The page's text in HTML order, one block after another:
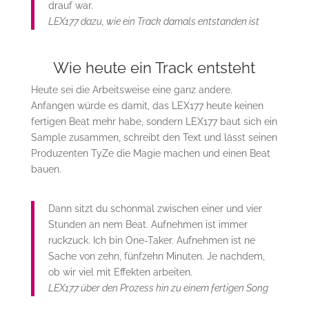
drauf war.
LEX177 dazu, wie ein Track damals entstanden ist
Wie heute ein Track entsteht
Heute sei die Arbeitsweise eine ganz andere.
Anfangen würde es damit, das LEX177 heute keinen
fertigen Beat mehr habe, sondern LEX177 baut sich ein
Sample zusammen, schreibt den Text und lässt seinen
Produzenten TyZe die Magie machen und einen Beat
bauen.
Dann sitzt du schonmal zwischen einer und vier
Stunden an nem Beat. Aufnehmen ist immer
ruckzuck. Ich bin One-Taker. Aufnehmen ist ne
Sache von zehn, fünfzehn Minuten. Je nachdem,
ob wir viel mit Effekten arbeiten.
LEX177 über den Prozess hin zu einem fertigen Song